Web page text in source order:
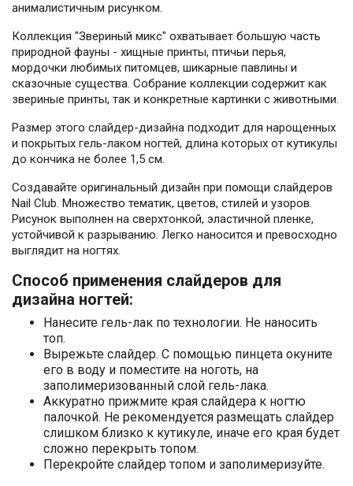
анималистичным рисунком.
Коллекция "Звериный микс" охватывает большую часть
природной фауны - хищные принты, птичьи перья,
мордочки любимых питомцев, шикарные павлины и
сказочные существа. Собрание коллекции содержит как
звериные принты, так и конкретные картинки с животными.
Размер этого слайдер-дизайна подходит для нарощенных
и покрытых гель-лаком ногтей, длина которых от кутикулы
до кончика не более 1,5 см.
Создавайте оригинальный дизайн при помощи слайдеров
Nail Club. Множество тематик, цветов, стилей и узоров.
Рисунок выполнен на сверхтонкой, эластичной пленке,
устойчивой к разрыванию. Легко наносится и превосходно
выглядит на ногтях.
Способ применения слайдеров для
дизайна ногтей:
Нанесите гель-лак по технологии. Не наносить
топ.
Вырежьте слайдер. С помощью пинцета окуните
его в воду и поместите на ноготь, на
заполимеризованный слой гель-лака.
Аккуратно прижмите края слайдера к ногтю
палочкой. Не рекомендуется размещать слайдер
слишком близко к кутикуле, иначе его края будет
сложно перекрыть топом.
Перекройте слайдер топом и заполимеризуйте.